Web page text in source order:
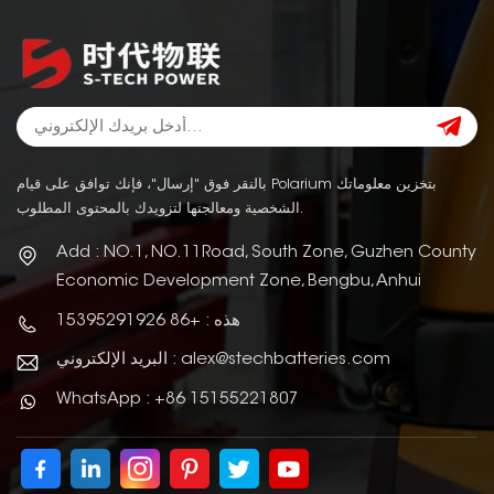
بالنقر فوق "إرسال"، فإنك توافق على قيام Polarium بتخزين معلوماتك
الشخصية ومعالجتها لتزويدك بالمحتوى المطلوب.
Add : NO.1, NO.11Road, South Zone, Guzhen County
Economic Development Zone, Bengbu, Anhui
هذه : +86 15395291926
البريد الإلكتروني : alex@stechbatteries.com
WhatsApp : +86 15155221807